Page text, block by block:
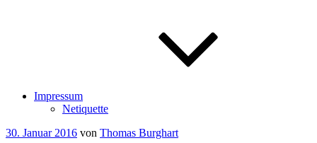
Impressum
Netiquette
Veröffentlicht
30. Januar 2016 von Thomas Burghart